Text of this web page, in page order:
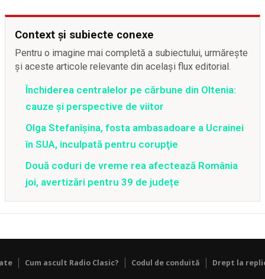
Context și subiecte conexe
Pentru o imagine mai completă a subiectului, urmărește
și aceste articole relevante din același flux editorial.
Închiderea centralelor pe cărbune din Oltenia:
cauze și perspective de viitor
Olga Stefanîşina, fosta ambasadoare a Ucrainei
în SUA, inculpată pentru corupţie
Două coduri de vreme rea afectează România
joi, avertizări pentru 39 de județe
Cum ascult Radio Clasic? Codul de conduită Drept la